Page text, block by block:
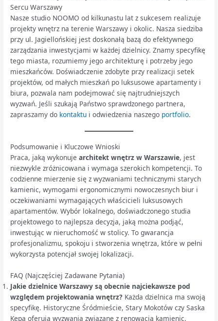
Sercu Warszawy
Nasze studio NOOMO od kilkunastu lat z sukcesem realizuje
projekty wnętrz na terenie Warszawy i okolic. Nasza siedziba
przy ul. Jagiellońskiej jest doskonałą bazą do efektywnego
zarządzania inwestycjami w każdej dzielnicy. Znamy specyfikę
tego miasta, rozumiemy jego architekturę i potrzeby jego
mieszkańców. Doświadczenie zdobyte przy realizacji setek
projektów, od małych mieszkań po luksusowe apartamenty i
biura, pozwala nam podejmować się najtrudniejszych
wyzwań. Jeśli szukają Państwo sprawdzonego partnera,
zapraszamy do kontaktu i odwiedzenia naszego portfolio.
Podsumowanie i Kluczowe Wnioski
Praca, jaką wykonujearchitekt wnętrz w Warszawie, jest
niezwykle zróżnicowana i wymaga szerokich kompetencji. To
codzienne mierzenie się z wyzwaniami technicznymi starych
kamienic, wymogami ergonomicznymi nowoczesnych biur i
oczekiwaniami wymagających właścicieli luksusowych
apartamentów. Wybór lokalnego, doświadczonego studia
projektowego to najlepsza decyzja, jaką można podjąć,
inwestując w nieruchomość w stolicy. To gwarancja
profesjonalizmu, spokoju i stworzenia wnętrza, które w pełni
wykorzysta potencjał swojej lokalizacji.
FAQ (Najczęściej Zadawane Pytania)
Jakie dzielnice Warszawy są obecnie najciekawsze pod
względem projektowania wnętrz? Każda dzielnica ma swoją
specyfikę. Historyczne Śródmieście, Stary Mokotów czy Saska
Kępa oferują wyzwania związane z renowacją kamienic.